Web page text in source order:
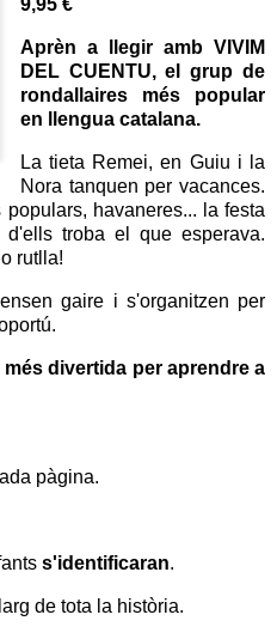
9,95 €
Aprèn a llegir amb VIVIM
DEL CUENTU, el grup de
rondallaires més popular
en llengua catalana.
La tieta Remei, en Guiu i la
Nora tanquen per vacances.
havaneres... la festa
troba el que esperava.
rutlla!
gaire i s'organitzen per
més divertida per aprendre a
pàgina.
s'identificaran.
de tota la història.